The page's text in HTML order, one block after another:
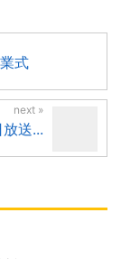
式
送...